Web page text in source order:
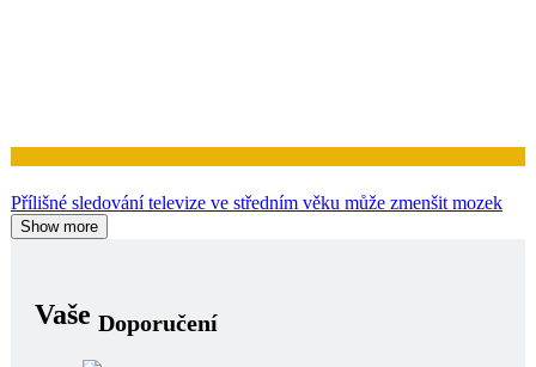
Přílišné sledování televize ve středním věku může zmenšit mozek
Show more
Vaše Doporučení